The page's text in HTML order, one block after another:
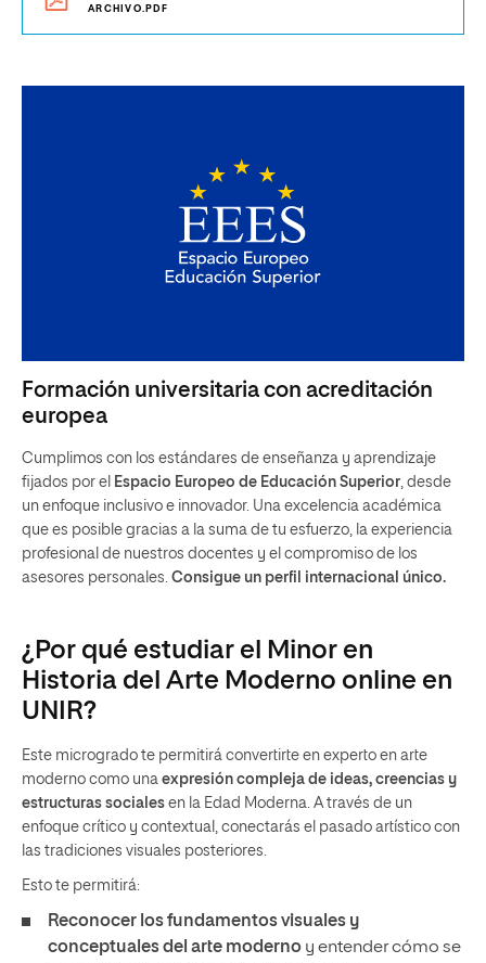
ARCHIVO.PDF
Formación universitaria con acreditación
europea
Cumplimos con los estándares de enseñanza y aprendizaje
fijados por el Espacio Europeo de Educación Superior, desde
un enfoque inclusivo e innovador. Una excelencia académica
que es posible gracias a la suma de tu esfuerzo, la experiencia
profesional de nuestros docentes y el compromiso de los
asesores personales. Consigue un perfil internacional único.
¿Por qué estudiar el Minor en
Historia del Arte Moderno online en
UNIR?
Este microgrado te permitirá convertirte en experto en arte
moderno como una expresión compleja de ideas, creencias y
estructuras sociales en la Edad Moderna. A través de un
enfoque crítico y contextual, conectarás el pasado artístico con
las tradiciones visuales posteriores.
Esto te permitirá:
Reconocer los fundamentos visuales y
conceptuales del arte moderno y entender cómo se